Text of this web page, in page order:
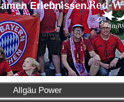
Erlebnissen.
Allgäu Power